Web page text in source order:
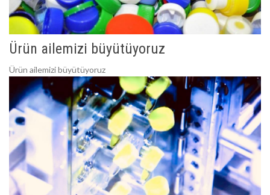
Ürün ailemizi büyütüyoruz
Ürün ailemizi büyütüyoruz